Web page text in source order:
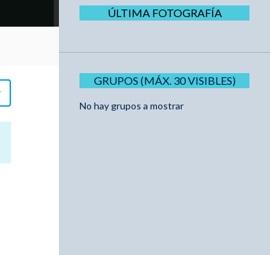
ÚLTIMA FOTOGRAFÍA
GRUPOS (MÁX. 30 VISIBLES)
No hay grupos a mostrar